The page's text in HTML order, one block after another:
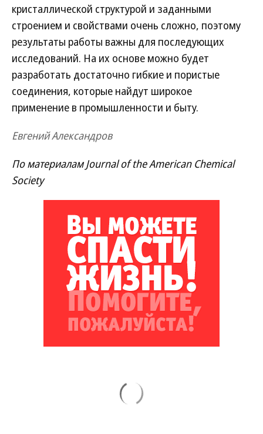
кристаллической структурой и заданными
строением и свойствами очень сложно, поэтому
результаты работы важны для последующих
исследований. На их основе можно будет
разработать достаточно гибкие и пористые
соединения, которые найдут широкое
применение в промышленности и быту.
Евгений Александров
По материалам Journal of the American Chemical
Society